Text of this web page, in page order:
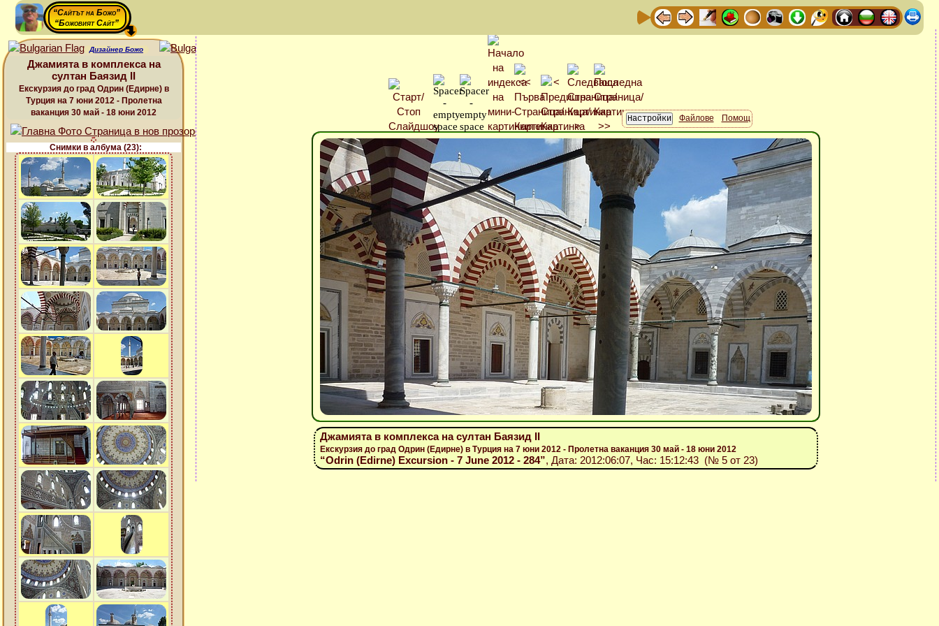
“Сайтът на Божо”
“Божовият Сайт”
Дизайнер Божо
Джамията в комплекса на
султан Баязид ІІ
Екскурзия до град Одрин (Едирне) в
Турция на 7 юни 2012 - Пролетна
ваканция 30 май - 18 юни 2012
Снимки в албума (23):
Файлове Помощ
Джамията в комплекса на султан Баязид ІІ
Екскурзия до град Одрин (Едирне) в Турция на 7 юни 2012 - Пролетна ваканция 30 май - 18 юни 2012
“Odrin (Edirne) Excursion - 7 June 2012 - 284”, Дата: 2012:06:07, Час: 15:12:43 (№ 5 от 23)